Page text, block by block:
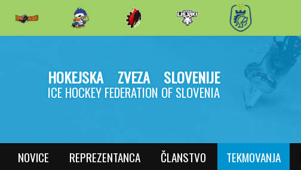
HOKEJSKA ZVEZA SLOVENIJE
ICE HOCKEY FEDERATION OF SLOVENIA
NOVICE REPREZENTANCA ČLANSTVO TEKMOVANJA